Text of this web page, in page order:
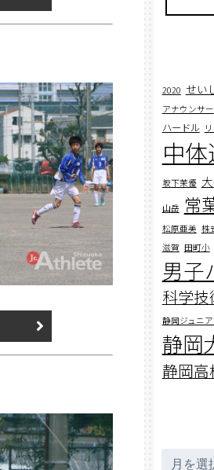
2020 せい
アナウンサー
ハードル
中
坂下茉優
山岳 常
松原亜美 株
滋賀 田町小
男子
科学技
静岡ジュニ
静岡
静岡高